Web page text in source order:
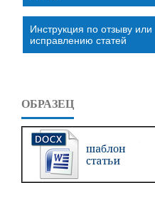
Инструкция по отзыву или
исправлению статей
ОБРАЗЕЦ